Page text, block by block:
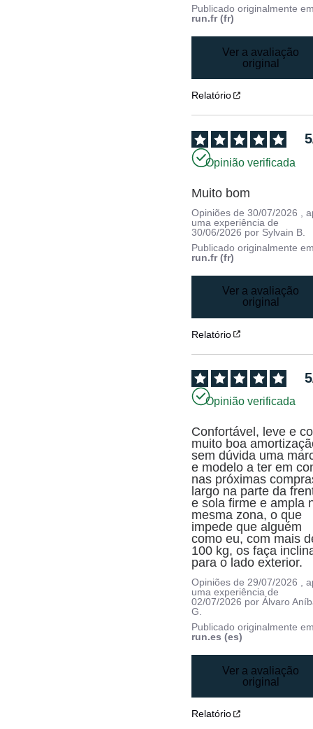
Publicado originalmente
run.fr (fr)
Ver a avaliação
original
Relatório
5
Opinião verificada
Opiniões de30/07/2026
,
uma experiência de
30/06/2026 por Sylvain B.
Publicado originalmente
run.fr (fr)
Ver a avaliação
original
Relatório
5
Opinião verificada
Confortável, leve e
muito boa
sem dúvida uma
e modelo a ter em
nas próximas
largo na parte da
e sola firme e ampla
mesma zona, o que
impede que alguém
como eu, com mais
100 kg, os faça
para o lado exterior.
Opiniões de 29/07/2026
,
uma experiência de
02/07/2026 porÁlvaro
G.
Publicado originalmente
run.es (es)
Ver a avaliação
original
Relatório